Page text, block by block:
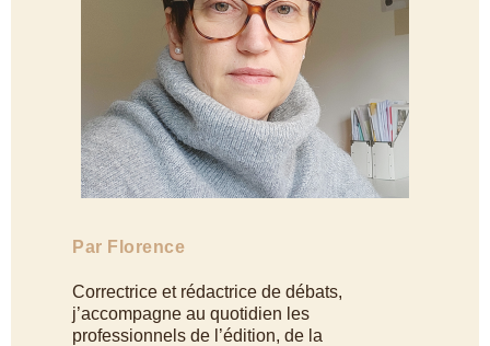
Par Florence
Correctrice et rédactrice de débats,
j’accompagne au quotidien les
professionnels de l’édition, de la